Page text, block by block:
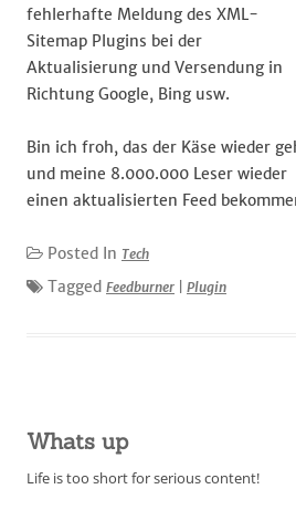
fehlerhafte Meldung des XML-
Sitemap Plugins bei der
Aktualisierung und Versendung in
Richtung Google, Bing usw.
Bin ich froh, das der Käse wieder
und meine 8.000.000 Leser wieder
einen aktualisierten Feed
Posted In Tech
Tagged Feedburner Plugin
Whats up
Life is too short for serious content!